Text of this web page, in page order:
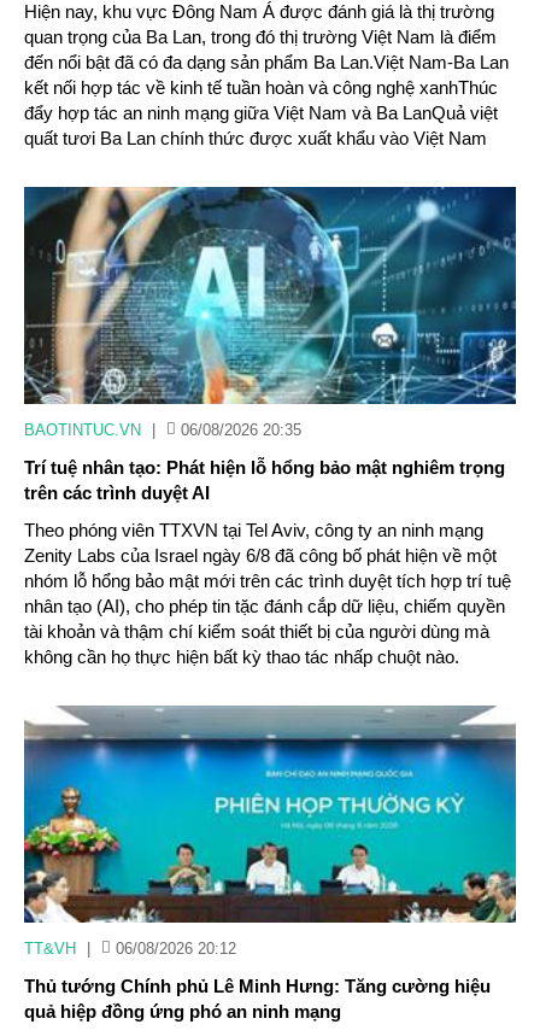
Hiện nay, khu vực Đông Nam Á được đánh giá là thị trường
quan trọng của Ba Lan, trong đó thị trường Việt Nam là điểm
đến nổi bật đã có đa dạng sản phẩm Ba Lan.Việt Nam-Ba Lan
kết nối hợp tác về kinh tế tuần hoàn và công nghệ xanhThúc
đẩy hợp tác an ninh mạng giữa Việt Nam và Ba LanQuả việt
quất tươi Ba Lan chính thức được xuất khẩu vào Việt Nam
BAOTINTUC.VN 06/08/2026 20:35
Trí tuệ nhân tạo: Phát hiện lỗ hổng bảo mật nghiêm trọng
trên các trình duyệt AI
Theo phóng viên TTXVN tại Tel Aviv, công ty an ninh mạng
Zenity Labs của Israel ngày 6/8 đã công bố phát hiện về một
nhóm lỗ hổng bảo mật mới trên các trình duyệt tích hợp trí tuệ
nhân tạo (AI), cho phép tin tặc đánh cắp dữ liệu, chiếm quyền
tài khoản và thậm chí kiểm soát thiết bị của người dùng mà
không cần họ thực hiện bất kỳ thao tác nhấp chuột nào.
TT&VH 06/08/2026 20:12
Thủ tướng Chính phủ Lê Minh Hưng: Tăng cường hiệu
quả hiệp đồng ứng phó an ninh mạng